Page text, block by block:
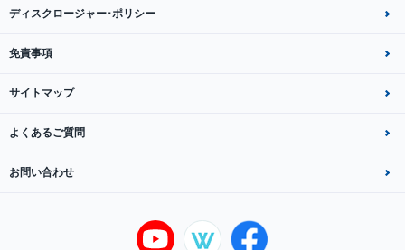
ディスクロージャー･ポリシー
免責事項
サイトマップ
よくあるご質問
お問い合わせ